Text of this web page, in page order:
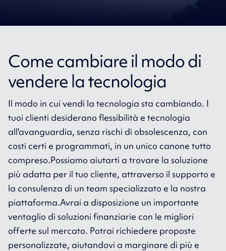
Come cambiare il modo di
vendere la tecnologia
Il modo in cui vendi la tecnologia sta cambiando. I
tuoi clienti desiderano flessibilità e tecnologia
all'avanguardia, senza rischi di obsolescenza, con
costi certi e programmati, in un unico canone tutto
compreso.Possiamo aiutarti a trovare la soluzione
più adatta per il tuo cliente, attraverso il supporto e
la consulenza di un team specializzato e la nostra
piattaforma.Avrai a disposizione un importante
ventaglio di soluzioni finanziarie con le migliori
offerte sul mercato. Potrai richiedere proposte
personalizzate, aiutandovi a marginare di più e